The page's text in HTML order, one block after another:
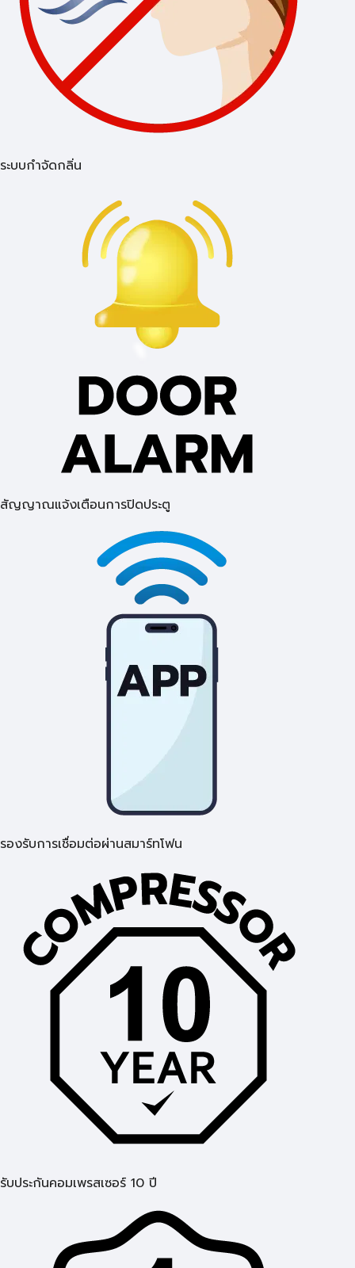
ระบบกำจัดกลิ่น
สัญญาณแจ้งเตือนการปิดประตู
รองรับการเชื่อมต่อผ่านสมาร์ทโฟน
รับประกันคอมเพรสเซอร์ 10 ปี